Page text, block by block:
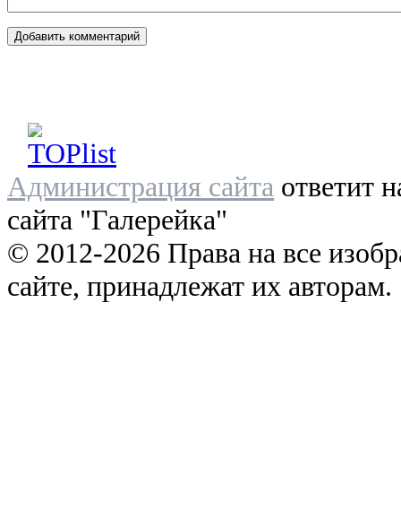
Администрация сайта ответит
сайта "Галерейка"
© 2012-2026 Права на все
сайте, принадлежат их авторам.